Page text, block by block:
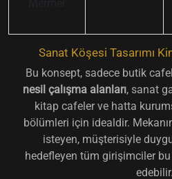
Sanat Köşesi Tasarımı
Bu konsept, sadece butik
nesil çalışma alanları, sanat
kitap cafeler ve hatta
bölümleri için idealdir.
isteyen, müşterisiyle
hedefleyen tüm girişimciler
edebilir.